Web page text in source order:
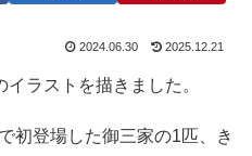
2024.06.30 2025.12.21
ラストを描きました。
初登場した御三家の1匹、き